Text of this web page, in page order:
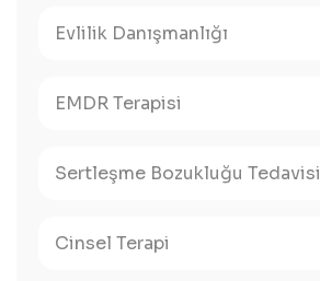
Evlilik Danışmanlığı
EMDR Terapisi
Sertleşme Bozukluğu Tedavisi
Cinsel Terapi